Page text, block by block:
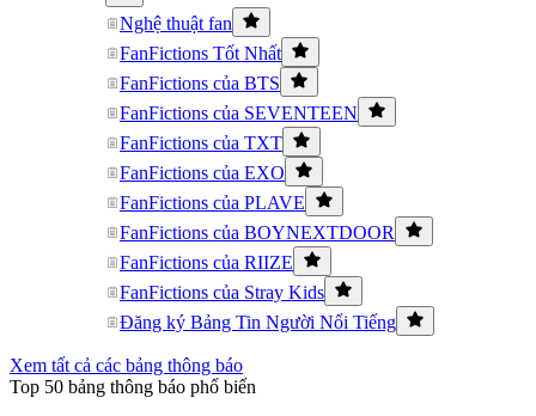
Nghệ thuật fan
FanFictions Tốt Nhất
FanFictions của BTS
FanFictions của SEVENTEEN
FanFictions của TXT
FanFictions của EXO
FanFictions của PLAVE
FanFictions của BOYNEXTDOOR
FanFictions của RIIZE
FanFictions của Stray Kids
Đăng ký Bảng Tin Người Nổi Tiếng
Xem tất cả các bảng thông báo
Top 50 bảng thông báo phổ biến